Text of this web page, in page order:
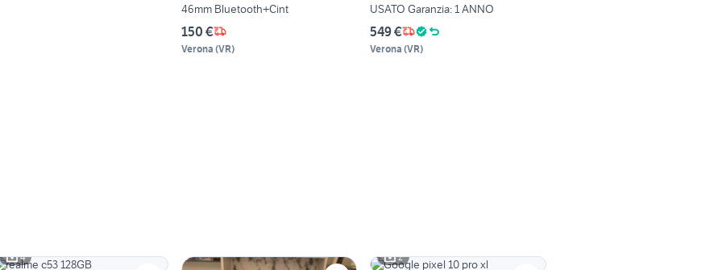
46mm Bluetooth+Cint
150 €
Verona (VR)
USATO Garanzia: 1 ANNO
549 €
Verona (VR)
4 2